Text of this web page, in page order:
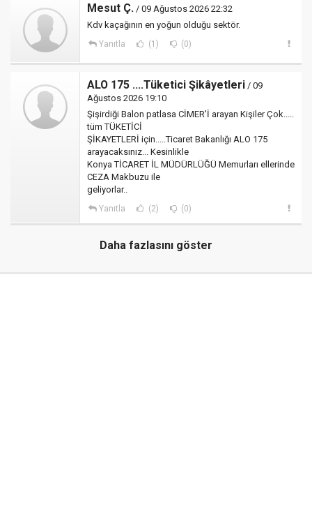
Mesut Ç. / 09 Ağustos 2026 22:32
Kdv kaçağının en yoğun olduğu sektör.
Yanıtla (1) (0)
ALO 175 ....Tüketici Şikâyetleri / 09
Ağustos 2026 19:10
Şişirdiği Balon patlasa CİMER'İ arayan Kişiler Çok.....
tüm TÜKETİCİ
ŞİKAYETLERİ için.....Ticaret Bakanlığı ALO 175
arayacaksınız... Kesinlikle
Konya TİCARET İL MÜDÜRLÜĞÜ Memurları ellerinde
CEZA Makbuzu ile
geliyorlar..
Yanıtla (2) (0)
Daha fazlasını göster